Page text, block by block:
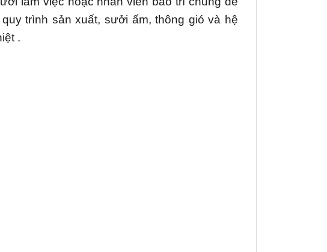
trình sản xuất, sưởi ấm, thông gió và hệ
.